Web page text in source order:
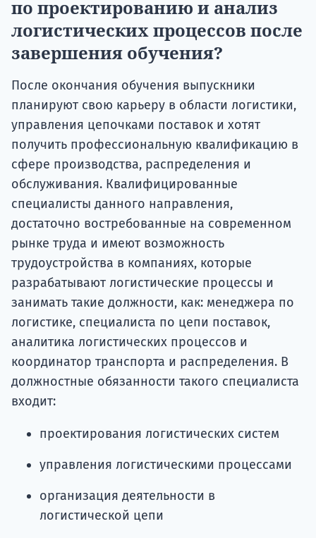
по проектированию и анализ
логистических процессов после
завершения обучения?
После окончания обучения выпускники
планируют свою карьеру в области логистики,
управления цепочками поставок и хотят
получить профессиональную квалификацию в
сфере производства, распределения и
обслуживания. Квалифицированные
специалисты данного направления,
достаточно востребованные на современном
рынке труда и имеют возможность
трудоустройства в компаниях, которые
разрабатывают логистические процессы и
занимать такие должности, как: менеджера по
логистике, специалиста по цепи поставок,
аналитика логистических процессов и
координатор транспорта и распределения. В
должностные обязанности такого специалиста
входит:
проектирования логистических систем
управления логистическими процессами
организация деятельности в
логистической цепи